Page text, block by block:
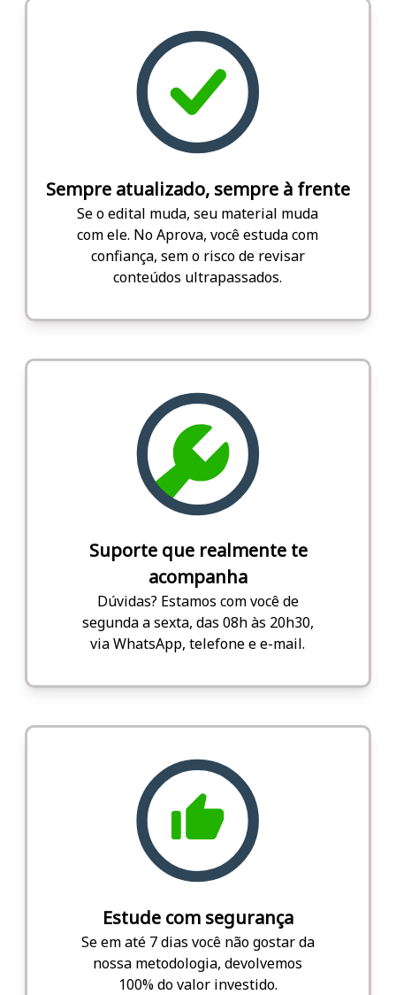
Sempre atualizado, sempre à frente
Se o edital muda, seu material muda
com ele. No Aprova, você estuda com
confiança, sem o risco de revisar
conteúdos ultrapassados.
Suporte que realmente te
acompanha
Dúvidas? Estamos com você de
segunda a sexta, das 08h às 20h30,
via WhatsApp, telefone e e-mail.
Estude com segurança
Se em até 7 dias você não gostar da
nossa metodologia, devolvemos
100% do valor investido.